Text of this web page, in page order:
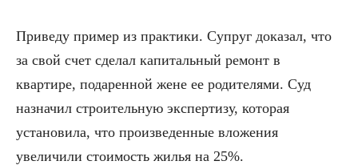
Приведу пример из практики. Супруг доказал, что
за свой счет сделал капитальный ремонт в
квартире, подаренной жене ее родителями. Суд
назначил строительную экспертизу, которая
установила, что произведенные вложения
увеличили стоимость жилья на 25%.